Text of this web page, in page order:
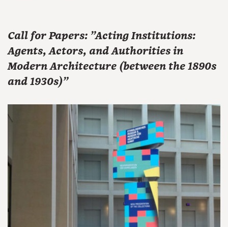
Call for Papers: "Acting Institutions:
Agents, Actors, and Authorities in
Modern Architecture (between the 1890s
and 1930s)"